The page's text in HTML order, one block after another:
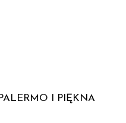
I PIĘKNA